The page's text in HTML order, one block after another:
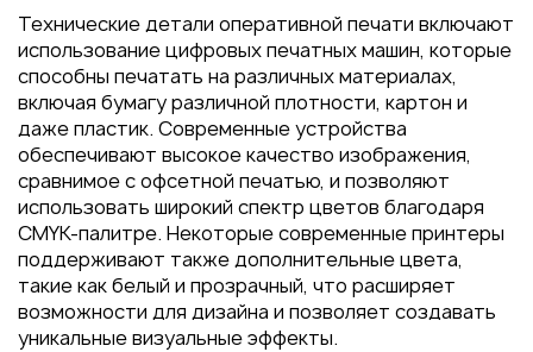
Полиграфия к выборам 2026
Технические детали оперативной печати включают
использование цифровых печатных машин, которые
способны печатать на различных материалах,
включая бумагу различной плотности, картон и
даже пластик. Современные устройства
обеспечивают высокое качество изображения,
сравнимое с офсетной печатью, и позволяют
использовать широкий спектр цветов благодаря
CMYK-палитре. Некоторые современные принтеры
поддерживают также дополнительные цвета,
такие как белый и прозрачный, что расширяет
возможности для дизайна и позволяет создавать
уникальные визуальные эффекты.